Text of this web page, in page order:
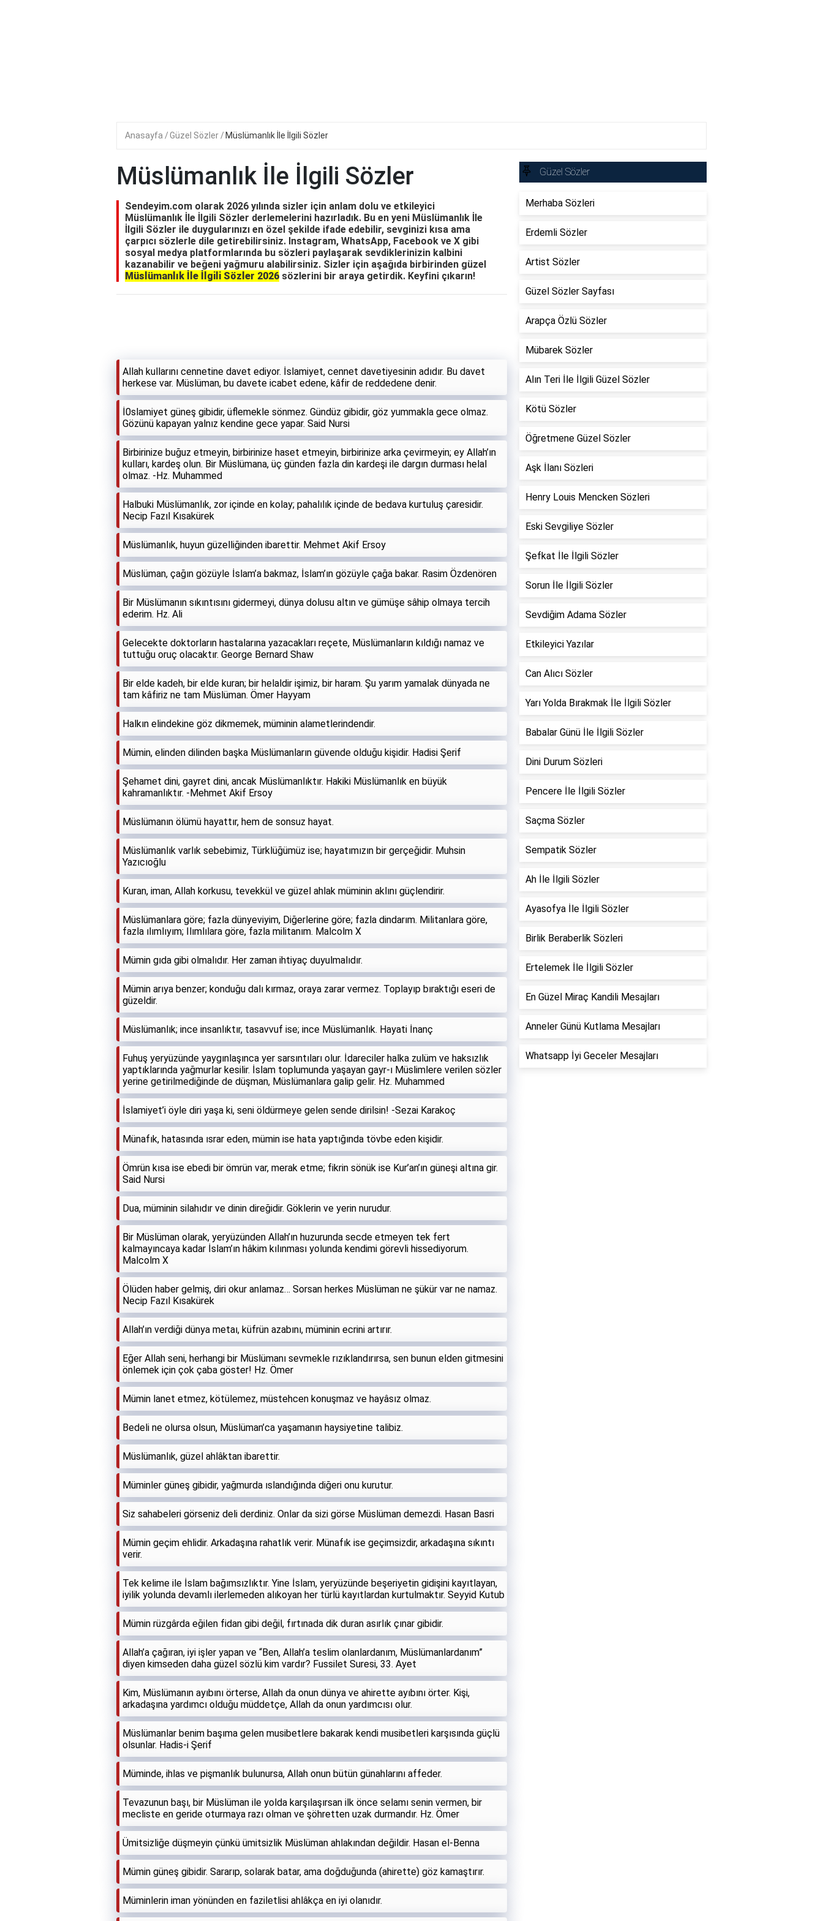
Anasayfa Güzel Sözler Müslümanlık İle İlgili Sözler
Müslümanlık İle İlgili Sözler
Sendeyim.com olarak 2026 yılında sizler için anlam dolu ve etkileyici
Müslümanlık İle İlgili Sözler derlemelerini hazırladık. Bu en yeni Müslümanlık İle
İlgili Sözler ile duygularınızı en özel şekilde ifade edebilir, sevginizi kısa ama
çarpıcı sözlerle dile getirebilirsiniz. Instagram, WhatsApp, Facebook ve X gibi
sosyal medya platformlarında bu sözleri paylaşarak sevdiklerinizin kalbini
kazanabilir ve beğeni yağmuru alabilirsiniz. Sizler için aşağıda birbirinden güzel
Müslümanlık İle İlgili Sözler 2026 sözlerini bir araya getirdik. Keyfini çıkarın!
Allah kullarını cennetine davet ediyor. İslamiyet, cennet davetiyesinin adıdır. Bu davet
herkese var. Müslüman, bu davete icabet edene, kâfir de reddedene denir.
İ0slamiyet güneş gibidir, üflemekle sönmez. Gündüz gibidir, göz yummakla gece olmaz.
Gözünü kapayan yalnız kendine gece yapar. Said Nursi
Birbirinize buğuz etmeyin, birbirinize haset etmeyin, birbirinize arka çevirmeyin; ey Allah’ın
kulları, kardeş olun. Bir Müslümana, üç günden fazla din kardeşi ile dargın durması helal
olmaz. -Hz. Muhammed
Halbuki Müslümanlık, zor içinde en kolay; pahalılık içinde de bedava kurtuluş çaresidir.
Necip Fazıl Kısakürek
Müslümanlık, huyun güzelliğinden ibarettir. Mehmet Akif Ersoy
Müslüman, çağın gözüyle İslam’a bakmaz, İslam’ın gözüyle çağa bakar. Rasim Özdenören
Bir Müslümanın sıkıntısını gidermeyi, dünya dolusu altın ve gümüşe sâhip olmaya tercih
ederim. Hz. Ali
Gelecekte doktorların hastalarına yazacakları reçete, Müslümanların kıldığı namaz ve
tuttuğu oruç olacaktır. George Bernard Shaw
Bir elde kadeh, bir elde kuran; bir helaldir işimiz, bir haram. Şu yarım yamalak dünyada ne
tam kâfiriz ne tam Müslüman. Ömer Hayyam
Halkın elindekine göz dikmemek, müminin alametlerindendir.
Mümin, elinden dilinden başka Müslümanların güvende olduğu kişidir. Hadisi Şerif
Şehamet dini, gayret dini, ancak Müslümanlıktır. Hakiki Müslümanlık en büyük
kahramanlıktır. -Mehmet Akif Ersoy
Müslümanın ölümü hayattır, hem de sonsuz hayat.
Müslümanlık varlık sebebimiz, Türklüğümüz ise; hayatımızın bir gerçeğidir. Muhsin
Yazıcıoğlu
Kuran, iman, Allah korkusu, tevekkül ve güzel ahlak müminin aklını güçlendirir.
Müslümanlara göre; fazla dünyeviyim, Diğerlerine göre; fazla dindarım. Militanlara göre,
fazla ılımlıyım; Ilımlılara göre, fazla militanım. Malcolm X
Mümin gıda gibi olmalıdır. Her zaman ihtiyaç duyulmalıdır.
Mümin arıya benzer; konduğu dalı kırmaz, oraya zarar vermez. Toplayıp bıraktığı eseri de
güzeldir.
Müslümanlık; ince insanlıktır, tasavvuf ise; ince Müslümanlık. Hayati İnanç
Fuhuş yeryüzünde yaygınlaşınca yer sarsıntıları olur. İdareciler halka zulüm ve haksızlık
yaptıklarında yağmurlar kesilir. İslam toplumunda yaşayan gayr-ı Müslimlere verilen sözler
yerine getirilmediğinde de düşman, Müslümanlara galip gelir. Hz. Muhammed
İslamiyet’i öyle diri yaşa ki, seni öldürmeye gelen sende dirilsin! -Sezai Karakoç
Münafık, hatasında ısrar eden, mümin ise hata yaptığında tövbe eden kişidir.
Ömrün kısa ise ebedi bir ömrün var, merak etme; fikrin sönük ise Kur’an’ın güneşi altına gir.
Said Nursi
Dua, müminin silahıdır ve dinin direğidir. Göklerin ve yerin nurudur.
Bir Müslüman olarak, yeryüzünden Allah’ın huzurunda secde etmeyen tek fert
kalmayıncaya kadar İslam’ın hâkim kılınması yolunda kendimi görevli hissediyorum.
Malcolm X
Ölüden haber gelmiş, diri okur anlamaz… Sorsan herkes Müslüman ne şükür var ne namaz.
Necip Fazıl Kısakürek
Allah’ın verdiği dünya metaı, küfrün azabını, müminin ecrini artırır.
Eğer Allah seni, herhangi bir Müslümanı sevmekle rızıklandırırsa, sen bunun elden gitmesini
önlemek için çok çaba göster! Hz. Ömer
Mümin lanet etmez, kötülemez, müstehcen konuşmaz ve hayâsız olmaz.
Bedeli ne olursa olsun, Müslüman’ca yaşamanın haysiyetine talibiz.
Müslümanlık, güzel ahlâktan ibarettir.
Müminler güneş gibidir, yağmurda ıslandığında diğeri onu kurutur.
Siz sahabeleri görseniz deli derdiniz. Onlar da sizi görse Müslüman demezdi. Hasan Basri
Mümin geçim ehlidir. Arkadaşına rahatlık verir. Münafık ise geçimsizdir, arkadaşına sıkıntı
verir.
Tek kelime ile İslam bağımsızlıktır. Yine İslam, yeryüzünde beşeriyetin gidişini kayıtlayan,
iyilik yolunda devamlı ilerlemeden alıkoyan her türlü kayıtlardan kurtulmaktır. Seyyid Kutub
Mümin rüzgârda eğilen fidan gibi değil, fırtınada dik duran asırlık çınar gibidir.
Allah’a çağıran, iyi işler yapan ve “Ben, Allah’a teslim olanlardanım, Müslümanlardanım”
diyen kimseden daha güzel sözlü kim vardır? Fussilet Suresi, 33. Ayet
Kim, Müslümanın ayıbını örterse, Allah da onun dünya ve ahirette ayıbını örter. Kişi,
arkadaşına yardımcı olduğu müddetçe, Allah da onun yardımcısı olur.
Müslümanlar benim başıma gelen musibetlere bakarak kendi musibetleri karşısında güçlü
olsunlar. Hadis-i Şerif
Müminde, ihlas ve pişmanlık bulunursa, Allah onun bütün günahlarını affeder.
Tevazunun başı, bir Müslüman ile yolda karşılaşırsan ilk önce selamı senin vermen, bir
mecliste en geride oturmaya razı olman ve şöhretten uzak durmandır. Hz. Ömer
Ümitsizliğe düşmeyin çünkü ümitsizlik Müslüman ahlakından değildir. Hasan el-Benna
Mümin güneş gibidir. Sararıp, solarak batar, ama doğduğunda (ahirette) göz kamaştırır.
Müminlerin iman yönünden en faziletlisi ahlâkça en iyi olanıdır.
Güzel Sözler
Merhaba Sözleri
Erdemli Sözler
Artist Sözler
Güzel Sözler Sayfası
Arapça Özlü Sözler
Mübarek Sözler
Alın Teri İle İlgili Güzel Sözler
Kötü Sözler
Öğretmene Güzel Sözler
Aşk İlanı Sözleri
Henry Louis Mencken Sözleri
Eski Sevgiliye Sözler
Şefkat İle İlgili Sözler
Sorun İle İlgili Sözler
Sevdiğim Adama Sözler
Etkileyici Yazılar
Can Alıcı Sözler
Yarı Yolda Bırakmak İle İlgili Sözler
Babalar Günü İle İlgili Sözler
Dini Durum Sözleri
Pencere İle İlgili Sözler
Saçma Sözler
Sempatik Sözler
Ah İle İlgili Sözler
Ayasofya İle İlgili Sözler
Birlik Beraberlik Sözleri
Ertelemek İle İlgili Sözler
En Güzel Miraç Kandili Mesajları
Anneler Günü Kutlama Mesajları
Whatsapp İyi Geceler Mesajları